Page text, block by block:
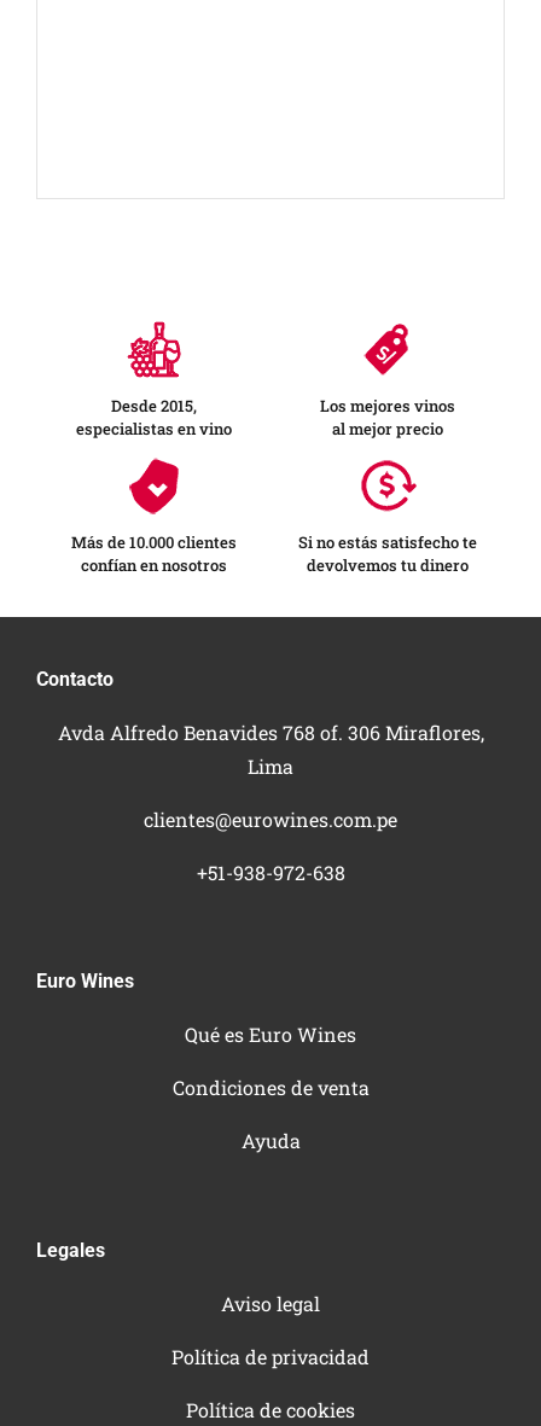
Desde 2015,
especialistas en vino
Los mejores vinos
al mejor precio
Más de 10.000 clientes
confían en nosotros
Si no estás satisfecho te
devolvemos tu dinero
Contacto
Avda Alfredo Benavides 768 of. 306 Miraflores,
Lima
clientes@eurowines.com.pe
+51-938-972-638
Euro Wines
Qué es Euro Wines
Condiciones de venta
Ayuda
Legales
Aviso legal
Política de privacidad
Política de cookies